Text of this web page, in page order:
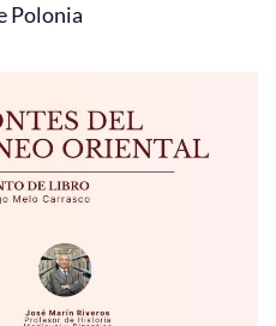
Polonia